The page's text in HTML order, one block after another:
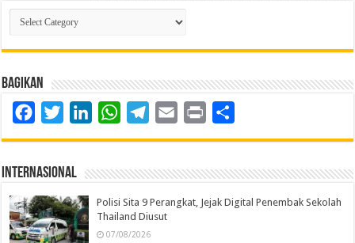
Kategori
Berita
Bagikan
FacebookTwitterLinkedInWhatsAppTelegram
Email Print
Internasional
Polisi Sita 9 Perangkat, Jejak Digital Penembak Sekolah
Thailand Diusut
07/08/2026